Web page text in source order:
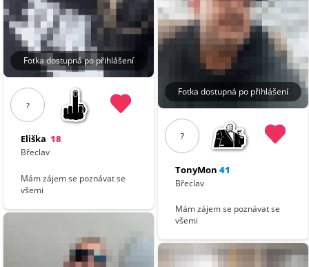
Fotka dostupná po přihlášení
?
Eliška 18
Břeclav
Mám zájem se poznávat se
všemi
Fotka dostupná po přihlášení
?
TonyMon 41
Břeclav
Mám zájem se poznávat se
všemi